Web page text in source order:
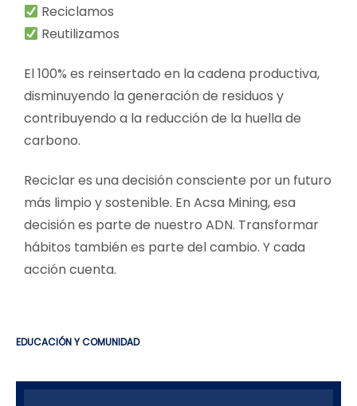
Reciclamos
Reutilizamos
El 100% es reinsertado en la cadena productiva,
disminuyendo la generación de residuos y
contribuyendo a la reducción de la huella de
carbono.
Reciclar es una decisión consciente por un futuro
más limpio y sostenible. En Acsa Mining, esa
decisión es parte de nuestro ADN. Transformar
hábitos también es parte del cambio. Y cada
acción cuenta.
EDUCACIÓN Y COMUNIDAD